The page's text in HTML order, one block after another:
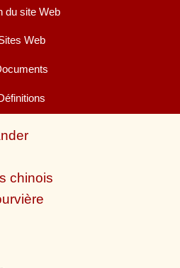
du site Web
Web
chinois